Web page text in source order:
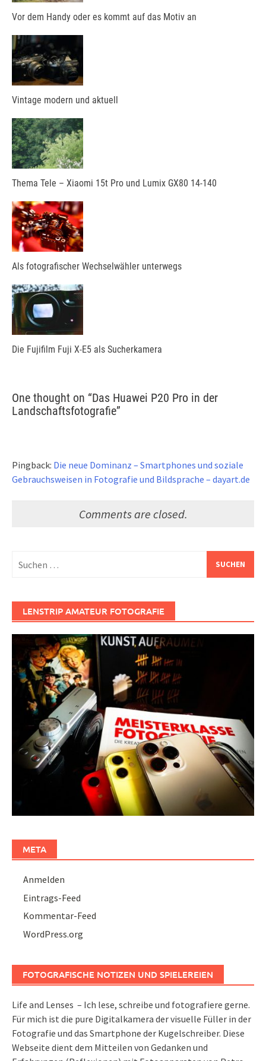
Vor dem Handy oder es kommt auf das Motiv an
Vintage modern und aktuell
Thema Tele – Xiaomi 15t Pro und Lumix GX80 14-140
Als fotografischer Wechselwähler unterwegs
Die Fujifilm Fuji X-E5 als Sucherkamera
One thought on “Das Huawei P20 Pro in der
Landschaftsfotografie”
Pingback: Die neue Dominanz – Smartphones und soziale
Gebrauchsweisen in Fotografie und Bildsprache – dayart.de
Comments are closed.
nach:
LENSTRIP AMATEUR FOTOGRAFIE
META
Anmelden
Eintrags-Feed
Kommentar-Feed
WordPress.org
FOTOGRAFISCHE NOTIZEN UND SPIELEREIEN
Life and Lenses – Ich lese, schreibe und fotografiere gerne.
Für mich ist die pure Digitalkamera der visuelle Füller in der
Fotografie und das Smartphone der Kugelschreiber. Diese
Webseite dient dem Mitteilen von Gedanken und